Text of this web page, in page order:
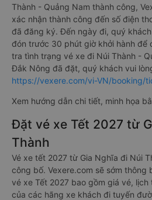
Thành - Quảng Nam thành công,
xác nhận thành công đến số điện
đã đăng ký. Đến ngày đi, quý
đón trước 30 phút giờ khởi hành để
tra tình trạng vé xe đi Núi Thành -
Đắk Nông đã đặt, quý khách vui
https://vexere.com/vi-VN/booking/
Xem hướng dẫn chi tiết, minh họa
Đặt vé xe Tết 2027 từ
Thành
Vé xe tết 2027 từ Gia Nghĩa đi Núi
công bố. Vexere.com sẽ sớm thông
vé xe Tết 2027 bao gồm giá vé,
của các hãng xe khách đi tuyến